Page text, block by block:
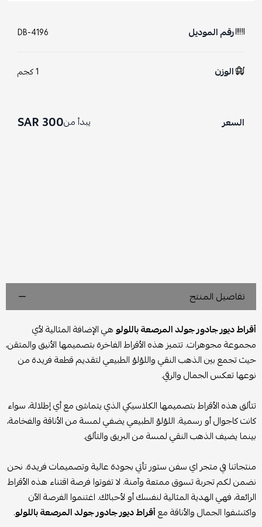
رقم الموديل DB-4196
الوزن 1 كجم
السعر يبدأ من300 SAR
تفاصيل المنتج
أقراط ديور جادور جولد المرصعة باللولوهي الإضافة المثالية لأي
مجموعة مجوهرات. تتميز هذه الأقراط الفاخرة بتصميمها الأنيق والمتقن،
حيث تجمع بين الذهب النقي واللؤلؤ الطبيعي لتقديم قطعة فريدة من
نوعها تعكس الجمال والرقي.
تتألق هذه الأقراط بتصميمها الكلاسيكي الذي يتماشى مع أي إطلالة، سواء
كانت كاجوال أو رسمية. اللؤلؤ الطبيعي يضفي لمسة من الأناقة والفخامة،
بينما يضيف الذهب النقي لمسة من البريق والتألق.
منتجاتنا في متجر اي سفن ستور تأتي بجودة عالية وتصميمات فريدة. نحن
نضمن لكم تجربة تسوق ممتعة وآمنة. لا تفوتوا فرصة اقتناء هذه الأقراط
الرائعة، فهي الهدية المثالية لنفسك أو لأحبائك. اغتنموا الفرصة الآن
واكتشفوا الجمال والأناقة معأقراط ديور جادور جولد المرصعة باللولو.